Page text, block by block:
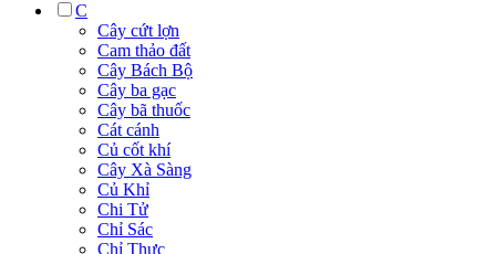
C
Cây cứt lợn
Cam thảo đất
Cây Bách Bộ
Cây ba gạc
Cây bã thuốc
Cát cánh
Củ cốt khí
Cây Xà Sàng
Củ Khỉ
Chi Tử
Chỉ Sác
Chỉ Thực